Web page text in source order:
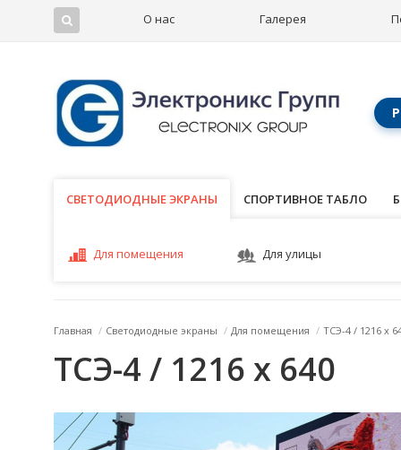
О нас Галерея
СВЕТОДИОДНЫЕ ЭКРАНЫ
СВЕТОДИОДНЫЕ ЭКРАНЫ СПОРТИВНОЕ ТАБЛО
Для помещения Для улицы
Главная / Светодиодные экраны / Для помещения / ТСЭ-4 / 1216 x
ТСЭ-4 / 1216 x 640